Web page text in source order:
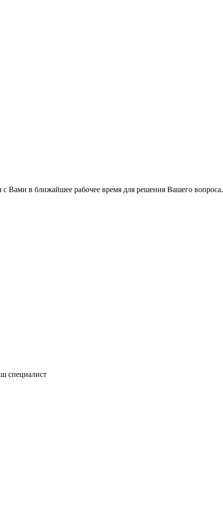
Вами в ближайшее рабочее время для решения Вашего вопроса.
специалист